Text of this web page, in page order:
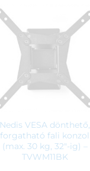
Nedis VESA dönthető,
forgatható fali konzol
(max. 30 kg, 32″-ig) –
TVWM11BK